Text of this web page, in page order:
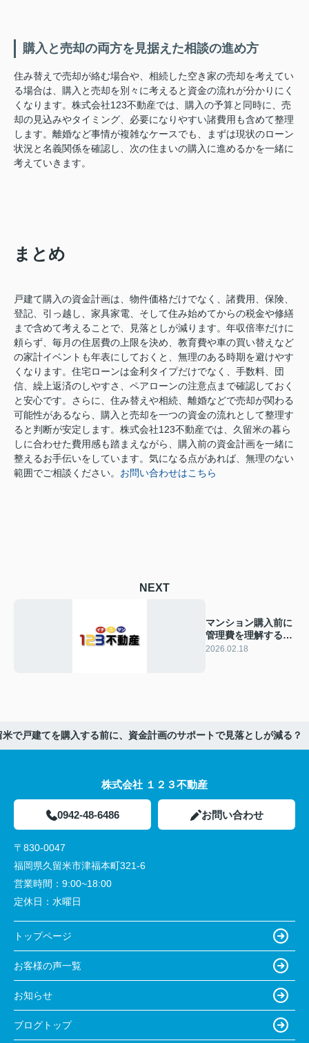
購入と売却の両方を見据えた相談の進め方
住み替えで売却が絡む場合や、相続した空き家の売却を考えてい
る場合は、購入と売却を別々に考えると資金の流れが分かりにく
くなります。株式会社123不動産では、購入の予算と同時に、売
却の見込みやタイミング、必要になりやすい諸費用も含めて整理
します。離婚など事情が複雑なケースでも、まずは現状のローン
状況と名義関係を確認し、次の住まいの購入に進めるかを一緒に
考えていきます。
まとめ
戸建て購入の資金計画は、物件価格だけでなく、諸費用、保険、
登記、引っ越し、家具家電、そして住み始めてからの税金や修繕
まで含めて考えることで、見落としが減ります。年収倍率だけに
頼らず、毎月の住居費の上限を決め、教育費や車の買い替えなど
の家計イベントも年表にしておくと、無理のある時期を避けやす
くなります。住宅ローンは金利タイプだけでなく、手数料、団
信、繰上返済のしやすさ、ペアローンの注意点まで確認しておく
と安心です。さらに、住み替えや相続、離婚などで売却が関わる
可能性があるなら、購入と売却を一つの資金の流れとして整理す
ると判断が安定します。株式会社123不動産では、久留米の暮ら
しに合わせた費用感も踏まえながら、購入前の資金計画を一緒に
整えるお手伝いをしています。気になる点があれば、無理のない
範囲でご相談ください。 お問い合わせはこちら
NEXT
マンション購入前に
管理費を理解する！
後悔しない見落とし
2026.02.18
米で戸建てを購入する前に、資金計画のサポートで見落としが減る？
株式会社 １２３不動産
0942-48-6486 お問い合わせ
〒830-0047
福岡県久留米市津福本町321-6
営業時間： 9:00~18:00
定休日： 水曜日
トップページ
お客様の声一覧
お知らせ
ブログトップ